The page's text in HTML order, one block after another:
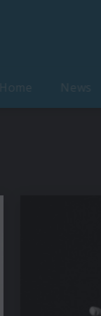
Home News